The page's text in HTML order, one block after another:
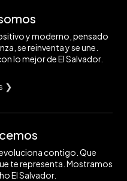
y moderno, pensado
se reinventa y se une.
lo mejor de El Salvador.
❯
contigo. Que
te representa. Mostramos
El Salvador.